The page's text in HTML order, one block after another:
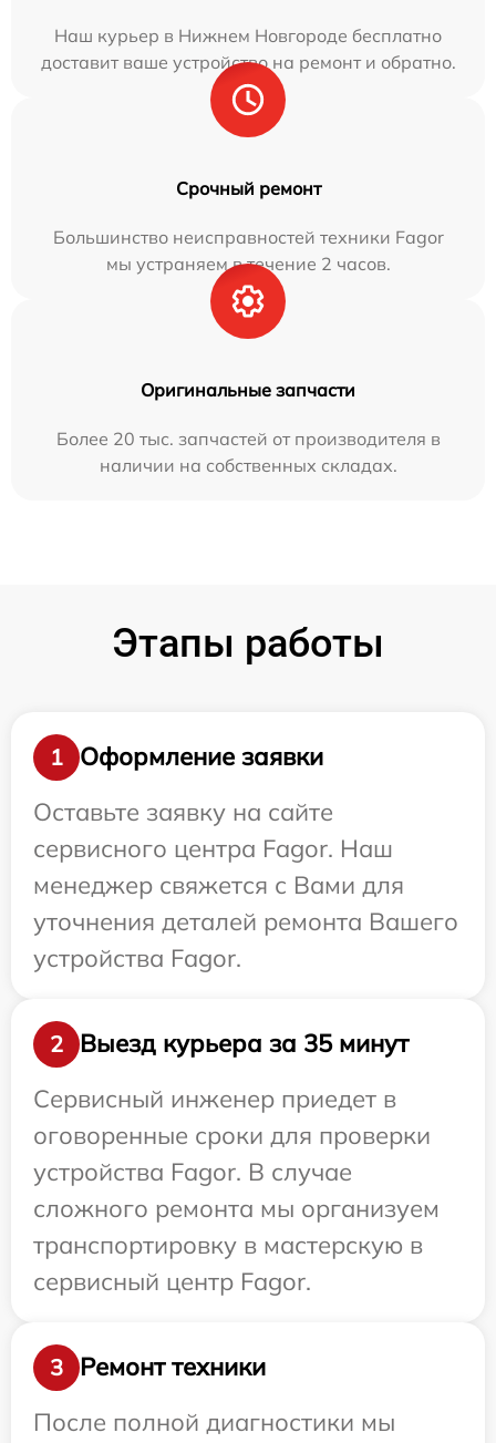
Наш курьер в Нижнем Новгороде бесплатно
доставит ваше устройство на ремонт и обратно.
Срочный ремонт
Большинство неисправностей техники Fagor
мы устраняем в течение 2 часов.
Оригинальные запчасти
Более 20 тыс. запчастей от производителя в
наличии на собственных складах.
Этапы работы
1
Оформление заявки
Оставьте заявку на сайте
сервисного центра Fagor. Наш
менеджер свяжется с Вами для
уточнения деталей ремонта Вашего
устройства Fagor.
2
Выезд курьера за 35 минут
Сервисный инженер приедет в
оговоренные сроки для проверки
устройства Fagor. В случае
сложного ремонта мы организуем
транспортировку в мастерскую в
сервисный центр Fagor.
3
Ремонт техники
После полной диагностики мы